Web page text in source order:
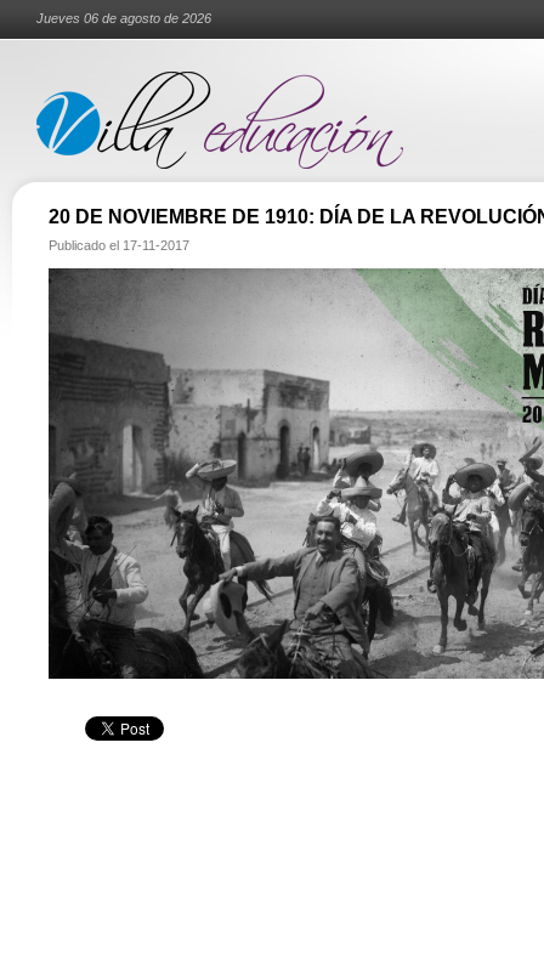
Jueves 06 de agosto de 2026
20 DE NOVIEMBRE DE 1910: DÍA DE LA
Publicado el 17-11-2017